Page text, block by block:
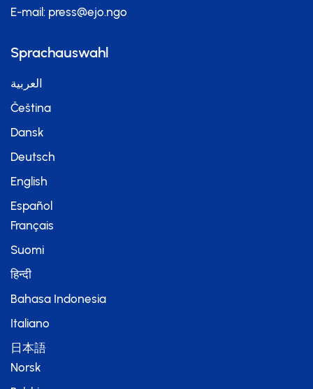
E-mail: press@ejo.ngo
Sprachauswahl
العربية
Čeština
Dansk
Deutsch
English
Español
Français
Suomi
हिन्दी
Bahasa Indonesia
Italiano
日本語
Norsk